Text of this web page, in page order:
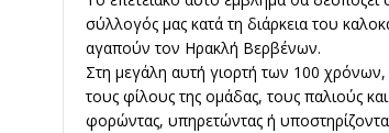
σύλλογός μας κατά τη διάρκεια του
αγαπούν τον Ηρακλή Βερβένων.
Στη μεγάλη αυτή γιορτή των 100
τους φίλους της ομάδας, τους παλιούς
φορώντας, υπηρετώντας ή